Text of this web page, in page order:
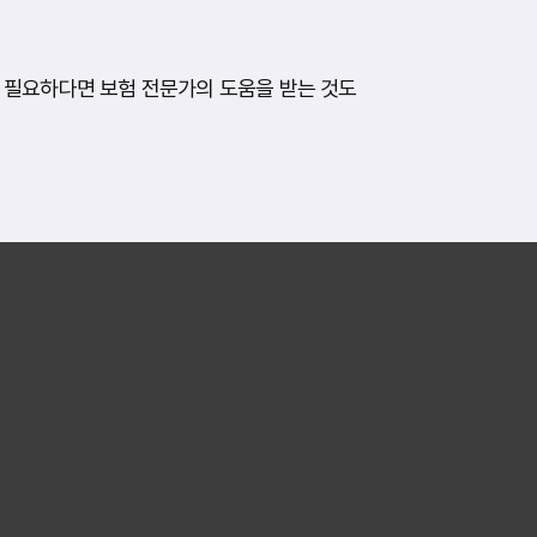
요하다면 보험 전문가의 도움을 받는 것도